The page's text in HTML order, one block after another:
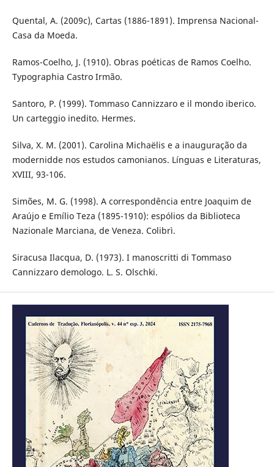
Quental, A. (2009c), Cartas (1886-1891). Imprensa Nacional-
Casa da Moeda.
Ramos-Coelho, J. (1910). Obras poéticas de Ramos Coelho.
Typographia Castro Irmão.
Santoro, P. (1999). Tommaso Cannizzaro e il mondo iberico.
Un carteggio inedito. Hermes.
Silva, X. M. (2001). Carolina Michaëlis e a inauguração da
modernidde nos estudos camonianos. Línguas e Literaturas,
XVIII, 93-106.
Simões, M. G. (1998). A correspondência entre Joaquim de
Araújo e Emílio Teza (1895-1910): espólios da Biblioteca
Nazionale Marciana, de Veneza. Colibrì.
Siracusa Ilacqua, D. (1973). I manoscritti di Tommaso
Cannizzaro demologo. L. S. Olschki.